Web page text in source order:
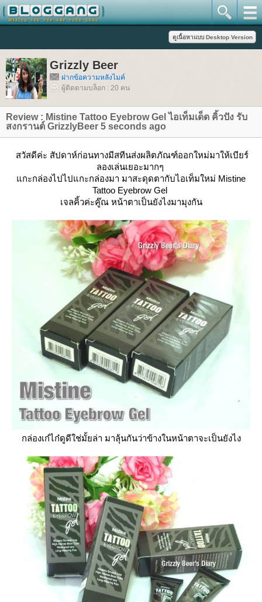
Grizzly Beer
ฝากข้อความหลังไมค์
ผู้ติดตามบล็อก : 20 คน
Review : Mistine Tattoo Eyebrow Gel ไอเท็มเด็ด คิ้วปัง รับ
สงกรานต์ GrizzlyBeer 5 seconds ago
สวัสดีค่ะ สัปดาห์ก่อนทางมีสทีนส่งผลิตภัณฑ์ออกใหม่มาให้เบียร์
ลองเล่นเยอะมากๆ
กะกล่องไปไปแกะกล่องมา มาสะดุดตากับไอเท็มใหม่ Mistine
Tattoo Eyebrow Gel
เจลคิ้วค่ะคู๊ณ หน้าตาเป็นยังไงมามุงกัน
กล่องเก๋ไก๋ดูดีใช่มั้ยล่า มาลุ้นกันว่าข้างในหน้าตาจะเป็นยังไง